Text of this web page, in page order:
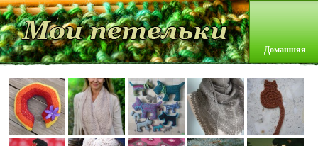
Домашняя